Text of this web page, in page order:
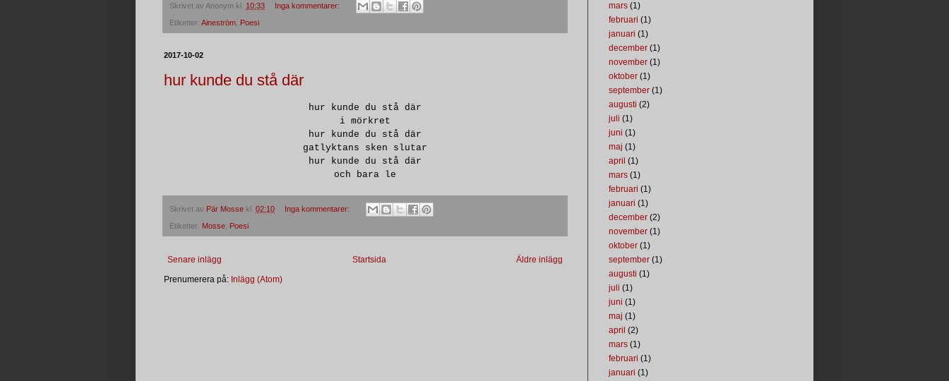
Skrivet av Anonym kl. 10:33 Inga kommentarer:
Etiketter: Aineström Poesi
2017-10-02
hur kunde du stå där
hur kunde du stå där
i mörkret
hur kunde du stå där
gatlyktans sken slutar
hur kunde du stå där
och bara le
Skrivet av Pär Mosse kl. 02:10 Inga kommentarer:
Etiketter: Mosse Poesi
Senare inlägg Äldre inlägg
Startsida
Prenumerera på: Inlägg (Atom)
mars (1)
februari (1)
januari (1)
december (1)
november (1)
oktober (1)
september (1)
augusti (2)
juli (1)
juni (1)
maj (1)
april (1)
mars (1)
februari (1)
januari (1)
december (2)
november (1)
oktober (1)
september (1)
augusti (1)
juli (1)
juni (1)
maj (1)
april (2)
mars (1)
februari (1)
januari (1)